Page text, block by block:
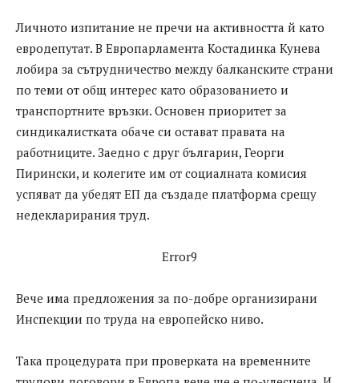
Личното изпитание не пречи на активността й като
евродепутат. В Европарламента Костадинка Кунева
лобира за сътрудничество между балканските страни
по теми от общ интерес като образованието и
транспортните връзки. Основен приоритет за
синдикалистката обаче си остават правата на
работниците. Заедно с друг българин, Георги
Пирински, и колегите им от социалната комисия
успяват да убедят ЕП да създаде платформа срещу
недекларирания труд.
Error9
Вече има предложения за по-добре организирани
Инспекции по труда на европейско ниво.
Така процедурата при проверката на временните